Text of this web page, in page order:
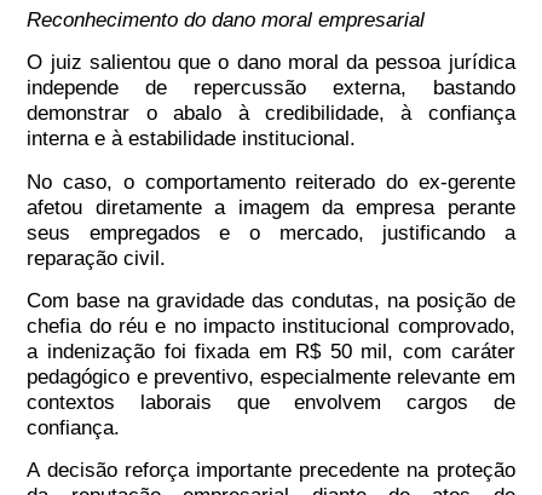
Reconhecimento do dano moral empresarial
O juiz salientou que o dano moral da pessoa jurídica
independe de repercussão externa, bastando
demonstrar o abalo à credibilidade, à confiança
interna e à estabilidade institucional.
No caso, o comportamento reiterado do ex-gerente
afetou diretamente a imagem da empresa perante
seus empregados e o mercado, justificando a
reparação civil.
Com base na gravidade das condutas, na posição de
chefia do réu e no impacto institucional comprovado,
a indenização foi fixada em R$ 50 mil, com caráter
pedagógico e preventivo, especialmente relevante em
contextos laborais que envolvem cargos de
confiança.
A decisão reforça importante precedente na proteção